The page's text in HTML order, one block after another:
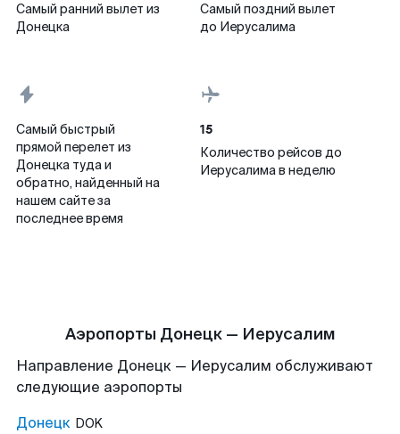
Самый ранний вылет из
Донецка
Самый поздний вылет
до Иерусалима
Самый быстрый
прямой перелет из
Донецка туда и
обратно, найденный на
нашем сайте за
последнее время
15
Количество рейсов до
Иерусалима в неделю
Аэропорты Донецк — Иерусалим
Направление Донецк — Иерусалим обслуживают
следующие аэропорты
Донецк DOK